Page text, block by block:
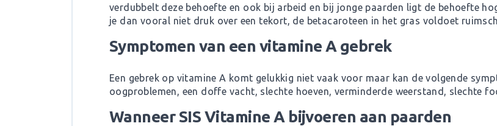
verdubbelt deze behoefte en ook bij arbeid en bij jonge paarden ligt de behoefte
je dan vooral niet druk over een tekort, de betacaroteen in het gras voldoet
Symptomen van een vitamine A gebrek
Een gebrek op vitamine A komt gelukkig niet vaak voor maar kan de volgende
oogproblemen, een doffe vacht, slechte hoeven, verminderde weerstand, slechte
Wanneer SIS Vitamine A bijvoeren aan paarden